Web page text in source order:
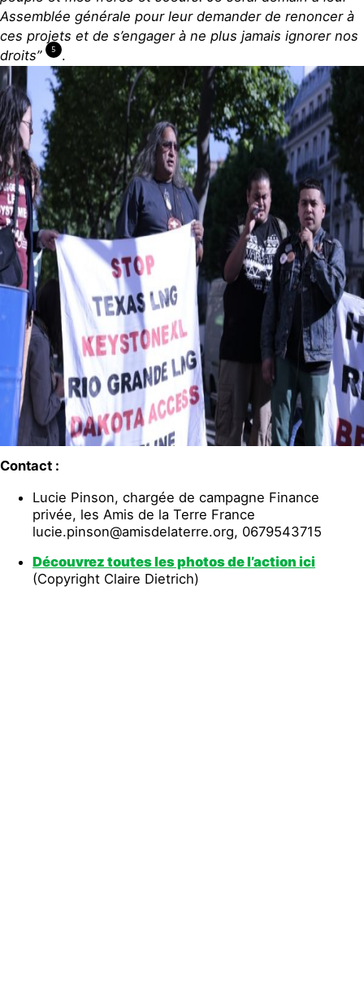
Assemblée générale pour leur demander de renoncer à
ces projets et de s’engager à ne plus jamais ignorer nos
droits”
5 .
Contact :
Lucie Pinson, chargée de campagne Finance
privée, les Amis de la Terre France
lucie.pinson@amisdelaterre.org, 0679543715
Découvrez toutes les photos de l’action ici
(Copyright Claire Dietrich)